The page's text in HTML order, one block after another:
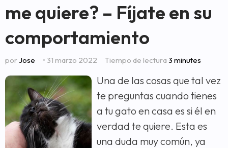
me quiere? – Fíjate en su
comportamiento
porJose • 31 marzo 2022 Tiempo de lectura 3 minutes
Una de las cosas que tal vez
te preguntas cuando tienes
a tu gato en casa es si él en
verdad te quiere. Esta es
una duda muy común, ya